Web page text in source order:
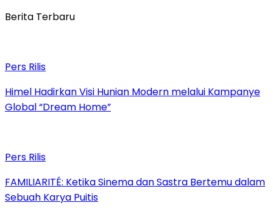
Berita Terbaru
Pers Rilis
Himel Hadirkan Visi Hunian Modern melalui Kampanye
Global “Dream Home”
Pers Rilis
FAMILIARITÉ: Ketika Sinema dan Sastra Bertemu dalam
Sebuah Karya Puitis